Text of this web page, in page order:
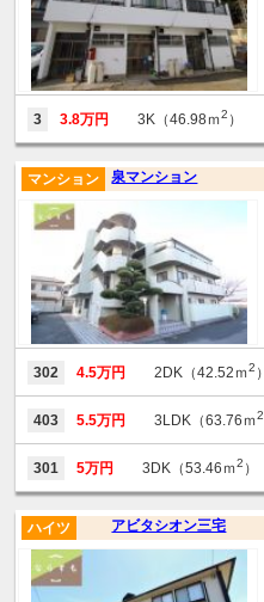
3 3.8万円 3K（46.98ｍ2 ）
泉マンション
マンション
302 4.5万円 2DK（42.52ｍ2 ）
403 5.5万円 3LDK（63.76ｍ2
301 5万円 3DK（53.46ｍ2 ）
アビタシオン三宅
ハイツ